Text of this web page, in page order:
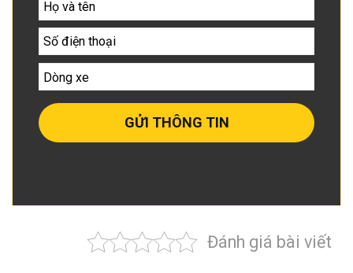
GỬI THÔNG TIN
Đánh giá bài viết